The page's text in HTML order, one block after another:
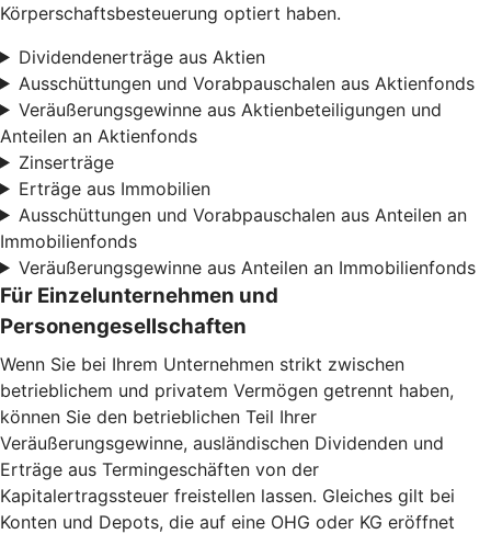
Körperschaftsbesteuerung optiert haben.
Dividendenerträge aus Aktien
Ausschüttungen und Vorabpauschalen aus Aktienfonds
Veräußerungsgewinne aus Aktienbeteiligungen und
Anteilen an Aktienfonds
Zinserträge
Erträge aus Immobilien
Ausschüttungen und Vorabpauschalen aus Anteilen an
Immobilienfonds
Veräußerungsgewinne aus Anteilen an Immobilienfonds
Für Einzelunternehmen und
Personengesellschaften
Wenn Sie bei Ihrem Unternehmen strikt zwischen
betrieblichem und privatem Vermögen getrennt haben,
können Sie den betrieblichen Teil Ihrer
Veräußerungsgewinne, ausländischen Dividenden und
Erträge aus Termingeschäften von der
Kapitalertragssteuer freistellen lassen. Gleiches gilt bei
Konten und Depots, die auf eine OHG oder KG eröffnet